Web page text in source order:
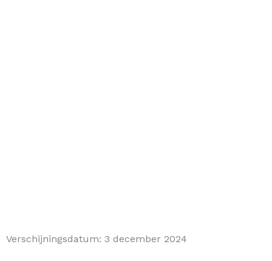
Verschijningsdatum: 3 december 2024